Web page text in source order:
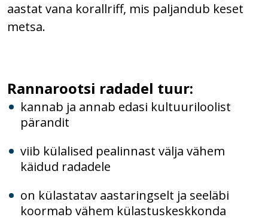
aastat vana korallriff, mis paljandub keset
metsa.
Rannarootsi radadel tuur:
kannab ja annab edasi kultuuriloolist
pärandit
viib külalised pealinnast välja vähem
käidud radadele
on külastatav aastaringselt ja seeläbi
koormab vähem külastuskeskkonda